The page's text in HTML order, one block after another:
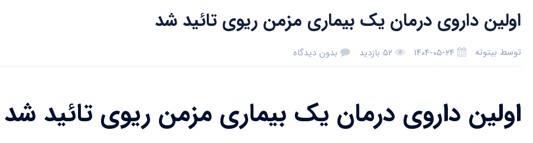
اولین داروی درمان یک بیماری مزمن ریوی تائید شد
توسط بیتوته ۱۴۰۴-۰۵-۲۴ ۵۲ بازدید بدون دیدگاه
اولین داروی درمان یک بیماری مزمن ریوی تائید شد